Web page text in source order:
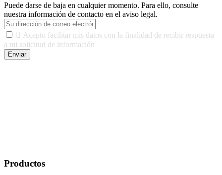
Puede darse de baja en cualquier momento. Para ello, consulte
nuestra información de contacto en el aviso legal.
 Acepto facilitar mis datos con la finalidad de recibir respuesta
a mi solicitud de información
Enviar
Productos